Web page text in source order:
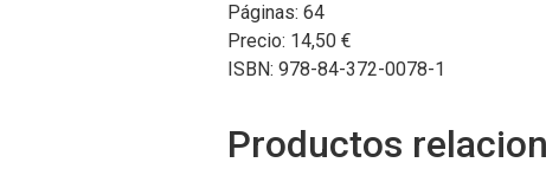
Páginas: 64
Precio: 14,50 €
ISBN: 978-84-372-0078-1
Productos